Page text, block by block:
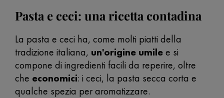
Pasta e ceci: una ricetta contadina
La pasta e ceci ha, come molti piatti della
tradizione italiana, un'origine umilee si
compone di ingredienti facili da reperire, oltre
che economici: i ceci, la pasta secca corta e
qualche spezia per aromatizzare.